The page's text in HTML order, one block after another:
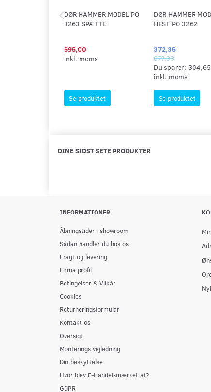
DØR HAMMER MODEL PO
3263 SPÆTTE
695,00
inkl. moms
Se produktet
DØR HAMMER
HEST PO 3262
372,35
677,00
Du sparer: 304,65
inkl. moms
Se produktet
DINE SIDST SETE PRODUKTER
INFORMATIONER
Åbningstider i showroom
Sådan handler du hos os
Fragt og levering
Firma profil
Betingelser & Vilkår
Cookies
Returneringsformular
Kontakt os
Oversigt
Monterings vejledning
Din beskyttelse
Hvor blev E-Handelsmærket af?
GDPR